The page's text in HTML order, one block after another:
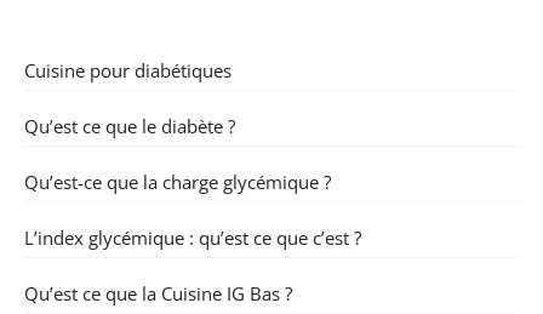
Cuisine pour diabétiques
Qu’est ce que le diabète ?
Qu’est-ce que la charge glycémique ?
L’index glycémique : qu’est ce que c’est ?
Qu’est ce que la Cuisine IG Bas ?